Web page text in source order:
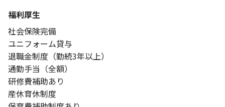
福利厚生
社会保険完備
ユニフォーム貸与
退職金制度（勤続3年以上）
通勤手当（全額）
研修費補助あり
産休育休制度